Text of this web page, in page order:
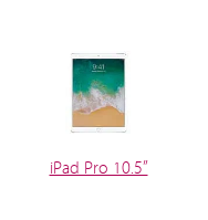
iPad Pro 10.5”